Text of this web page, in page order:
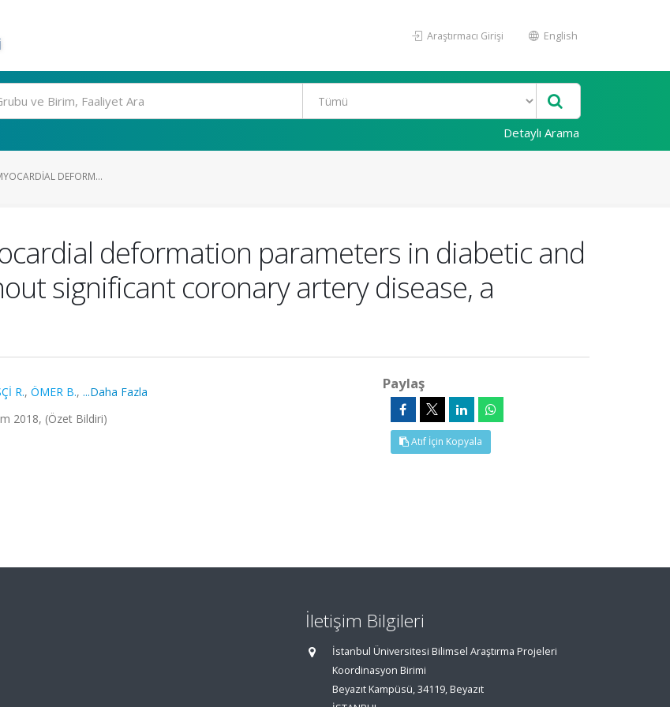
Araştırmacı Girişi English
Detaylı Arama
DEFORM...
deformation parameters in diabetic and
significant coronary artery disease, a
R., ÖMER B., ...Daha Fazla
2018, (Özet Bildiri)
Paylaş
Atıf İçin Kopyala
İletişim Bilgileri
İstanbul Üniversitesi Bilimsel Araştırma Projeleri
Koordinasyon Birimi
Beyazıt Kampüsü, 34119, Beyazıt